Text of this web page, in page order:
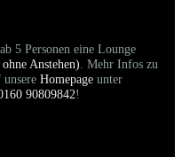
5 Personen eine Lounge
Anstehen). Mehr Infos zu
Homepage unter
90809842!